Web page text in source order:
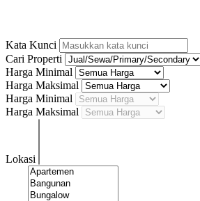
Kata Kunci
Cari Properti
Harga Minimal
Harga Maksimal
Harga Minimal
Harga Maksimal
Lokasi